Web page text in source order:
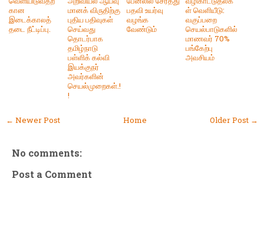
கான
இடைக்காலத்
தடை நீட்டிப்பு.
மானக் விருதிற்கு
புதிய பதிவுகள்
செய்வது
தொடர்பாக
தமிழ்நாடு
பள்ளிக் கல்வி
இயக்குநர்
அவர்களின்
செயல்முறைகள்.!
!
பதவி உயர்வு
வழங்க
வேண்டும்
ள் வெளியீடு:
வகுப்பறை
செயல்பாடுகளில்
மாணவர் 70%
பங்கேற்பு
அவசியம்
← Newer Post Older Post →
Home
No comments:
Post a Comment